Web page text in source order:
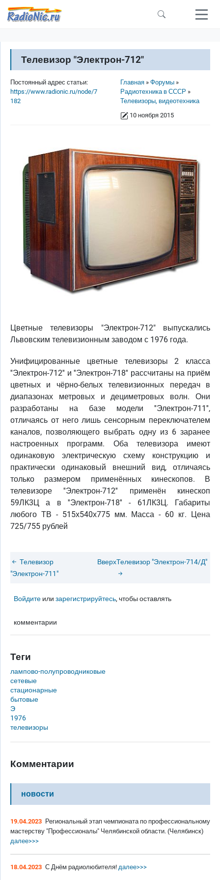
Перейти к основному содержанию
Телевизор "Электрон-712"
Строка навигации
Главная
Форумы
Радиотехника в СССР
Телевизоры, видеотехника
10 ноября 2015
Постоянный адрес статьи:
https://www.radionic.ru/node/7
182
Цветные телевизоры "Электрон-712" выпускались
Львовским телевизионным заводом с 1976 года.
Унифицированные цветные телевизоры 2 класса
''Электрон-712'' и ''Электрон-718'' рассчитаны на приём
цветных и чёрно-белых телевизионных передач в
диапазонах метровых и дециметровых волн. Они
разработаны на базе модели ''Электрон-711'',
отличаясь от него лишь сенсорным переключателем
каналов, позволяющего выбрать одну из 6 заранее
настроенных программ. Оба телевизора имеют
одинаковую электрическую схему конструкцию и
практически одинаковый внешний вид, отличаясь
только размером применённых кинескопов. В
телевизоре ''Электрон-712'' применён кинескоп
59ЛК3Ц а в ''Электрон-718'' - 61ЛК3Ц. Габариты
любого ТВ - 515х540х775 мм. Масса - 60 кг. Цена
725/755 рублей
Телевизор
"Электрон-711"
ВверхТелевизор "Электрон-714/Д"
Войдите илизарегистрируйтесь, чтобы оставлять
комментарии
Теги
лампово-полупроводниковые
сетевые
стационарные
бытовые
Э
1976
телевизоры
Комментарии
новости
19.04.2023 Региональный этап чемпионата по профессиональному
мастерству "Профессионалы" Челябинской области. (Челябинск)
далее>>>
18.04.2023 С Днём радиолюбителя! далее>>>